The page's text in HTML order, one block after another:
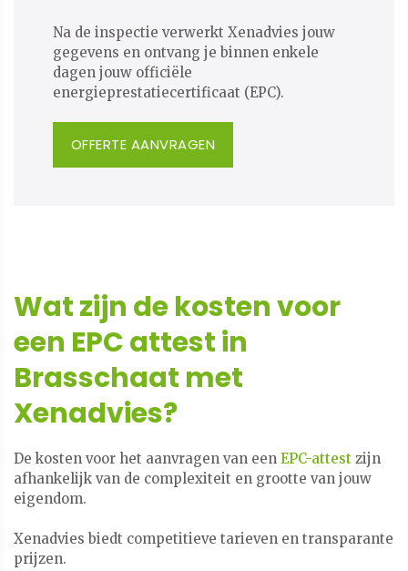
Na de inspectie verwerkt Xenadvies jouw
gegevens en ontvang je binnen enkele
dagen jouw officiële
energieprestatiecertificaat (EPC).
OFFERTE AANVRAGEN
Wat zijn de kosten voor
een EPC attest in
Brasschaat met
Xenadvies?
De kosten voor het aanvragen van een EPC-attest zijn
afhankelijk van de complexiteit en grootte van jouw
eigendom.
Xenadvies biedt competitieve tarieven en transparante
prijzen.